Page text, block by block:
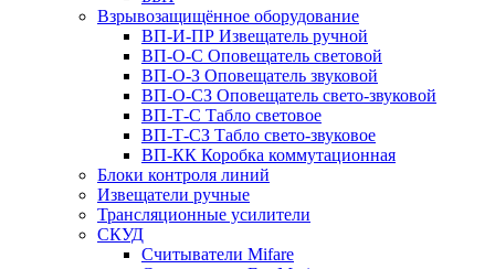
Взрывозащищённое оборудование
ВП-И-ПР Извещатель ручной
ВП-О-С Оповещатель световой
ВП-О-З Оповещатель звуковой
ВП-О-СЗ Оповещатель свето-звуковой
ВП-Т-С Табло световое
ВП-Т-СЗ Табло свето-звуковое
ВП-КК Коробка коммутационная
Блоки контроля линий
Извещатели ручные
Трансляционные усилители
СКУД
Считыватели Mifare